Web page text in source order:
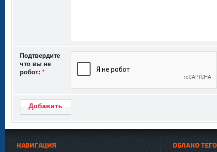
Подтвердите
что вы не
робот: *
Добавить
НАВИГАЦИЯ ОБЛАКО